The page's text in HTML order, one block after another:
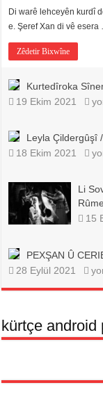
li
gora
Di warê lehceyên kurdî
e. Şeref Xan di vê esera
Zêdetir Bixwîne
Kurtedîroka
19 Ekim 2021
Leyla Çildergûşî
18 Ekim 2021
Li
15
PEXŞAN Û
28 Eylül 2021
kürtçe android